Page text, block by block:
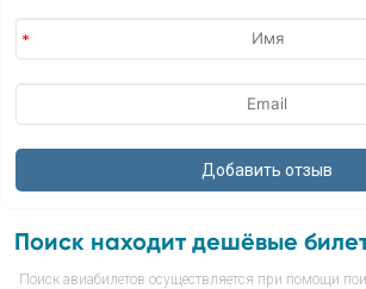
Поиск находит дешёвые
Поиск авиабилетов осуществляется при помощи